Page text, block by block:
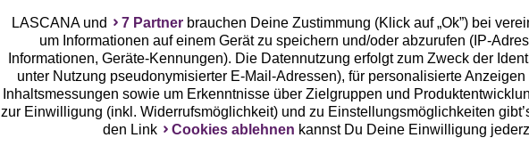
LASCANA und 7 Partnerbrauchen Deine Zustimmung (Klick auf „Ok”) bei
um Informationen auf einem Gerät zu speichern und/oder abzurufen (IP-
Informationen, Geräte-Kennungen). Die Datennutzung erfolgt zum Zweck der
unter Nutzung pseudonymisierter E-Mail-Adressen), für personalisierte
Inhaltsmessungen sowie um Erkenntnisse über Zielgruppen und
zur Einwilligung (inkl. Widerrufsmöglichkeit) und zu Einstellungsmöglichkeiten
den Link
Cookies ablehnen kannst Du Deine Einwilligung